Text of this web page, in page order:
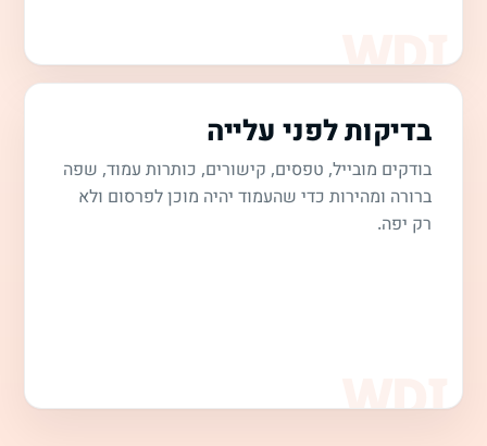
בדיקות לפני עלייה
בודקים מובייל, טפסים, קישורים, כותרות עמוד, שפה
ברורה ומהירות כדי שהעמוד יהיה מוכן לפרסום ולא
רק יפה.